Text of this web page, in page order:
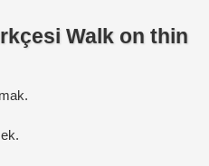
Walk on thin